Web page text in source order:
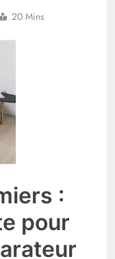
20 Mins
:
pour